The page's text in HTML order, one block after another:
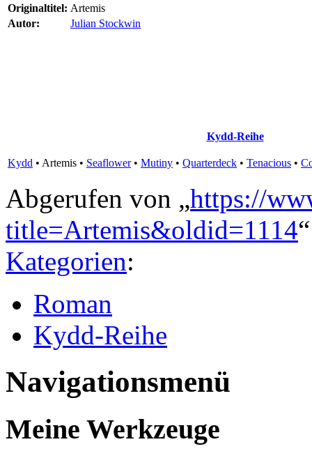
Originaltitel: Artemis
Autor:
Julian Stockwin
Kydd-Reihe
Kydd • Artemis • Seaflower• Mutiny • Quarterdeck • Tenacious •
Abgerufen von „https://
title=Artemis&oldid=1114“
Kategorien:
Roman
Kydd-Reihe
Navigationsmenü
Meine Werkzeuge